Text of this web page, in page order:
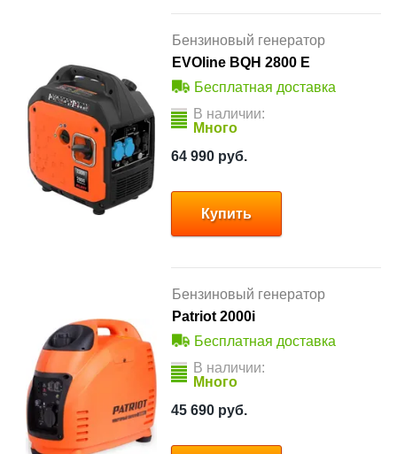
Бензиновый генератор
EVOline BQH 2800 E
Бесплатная доставка
В наличии:
Много
64 990 руб.
Купить
Бензиновый генератор
Patriot 2000i
Бесплатная доставка
В наличии:
Много
45 690 руб.